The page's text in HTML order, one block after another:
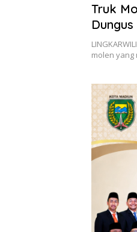
Truk
molen